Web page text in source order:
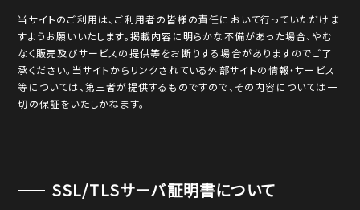
当サイトのご利用は、ご利用者の皆様の責任において行っていただけま
すようお願いいたします。掲載内容に明らかな不備があった場合、やむ
なく販売及びサービスの提供等をお断りする場合がありますのでご了
承ください。当サイトからリンクされている外部サイトの情報・サービス
等については、第三者が提供するものですので、その内容については一
切の保証をいたしかねます。
SSL/TLSサーバ証明書について